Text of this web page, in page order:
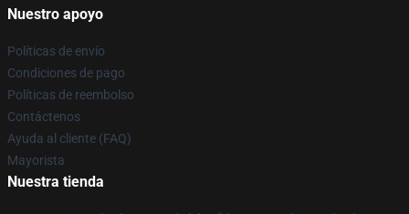
Nuestro apoyo
Políticas de envío
Condiciones de pago
Políticas de reembolso
Contáctenos
Ayuda al cliente (FAQ)
Mayorista
Nuestra tienda